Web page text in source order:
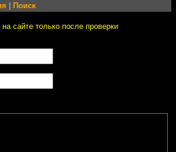
Поиск
сайте только после проверки